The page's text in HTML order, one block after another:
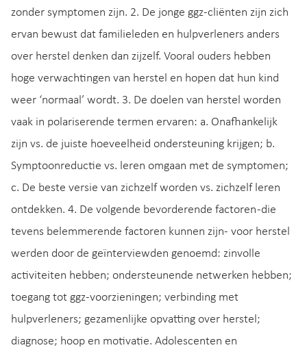
zonder symptomen zijn. 2. De jonge ggz-cliënten zijn zich
ervan bewust dat familieleden en hulpverleners anders
over herstel denken dan zijzelf. Vooral ouders hebben
hoge verwachtingen van herstel en hopen dat hun kind
weer ‘normaal’ wordt. 3. De doelen van herstel worden
vaak in polariserende termen ervaren: a. Onafhankelijk
zijn vs. de juiste hoeveelheid ondersteuning krijgen; b.
Symptoonreductie vs. leren omgaan met de symptomen;
c. De beste versie van zichzelf worden vs. zichzelf leren
ontdekken. 4. De volgende bevorderende factoren -die
tevens belemmerende factoren kunnen zijn- voor herstel
werden door de geïnterviewden genoemd: zinvolle
activiteiten hebben; ondersteunende netwerken hebben;
toegang tot ggz-voorzieningen; verbinding met
hulpverleners; gezamenlijke opvatting over herstel;
diagnose; hoop en motivatie. Adolescenten en